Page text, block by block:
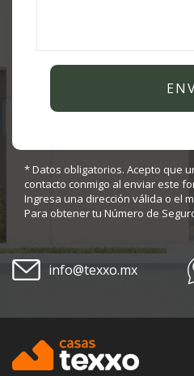
* Datos obligatorios. Acepto que
contacto conmigo al enviar este
Ingresa una dirección válida o el
Para obtener tu Número de
info@texxo.mx